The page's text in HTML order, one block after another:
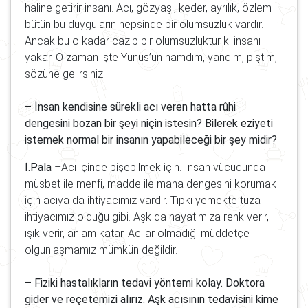
haline getirir insanı. Acı, gözyaşı, keder, ayrılık, özlem
bütün bu duyguların hepsinde bir olumsuzluk vardır.
Ancak bu o kadar cazip bir olumsuzluktur ki insanı
yakar. O zaman işte Yunus’un hamdım, yandım, piştim,
sözüne gelirsiniz.
– İnsan kendisine sürekli acı veren hatta rûhi
dengesini bozan bir şeyi niçin istesin? Bilerek eziyeti
istemek normal bir insanın yapabileceği bir şey midir?
İ.Pala –Acı içinde pişebilmek için. İnsan vücudunda
müsbet ile menfi, madde ile mana dengesini korumak
için acıya da ihtiyacımız vardır. Tıpkı yemekte tuza
ihtiyacımız olduğu gibi. Aşk da hayatımıza renk verir,
ışık verir, anlam katar. Acılar olmadığı müddetçe
olgunlaşmamız mümkün değildir.
– Fiziki hastalıkların tedavi yöntemi kolay. Doktora
gider ve reçetemizi alırız. Aşk acısının tedavisini kime